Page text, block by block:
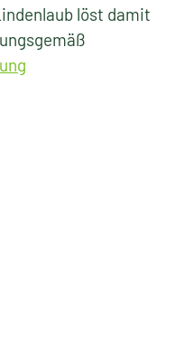
löst damit